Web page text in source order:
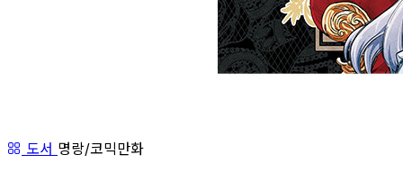
도서 명랑/코믹만화